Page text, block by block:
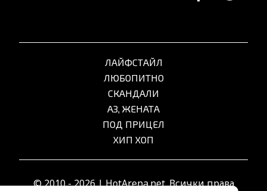
ЛАЙФСТАЙЛ
ЛЮБОПИТНО
СКАНДАЛИ
АЗ, ЖЕНАТА
ПОД ПРИЦЕЛ
ХИП ХОП
© 2010 - 2026 | HotArena.net. Всички права